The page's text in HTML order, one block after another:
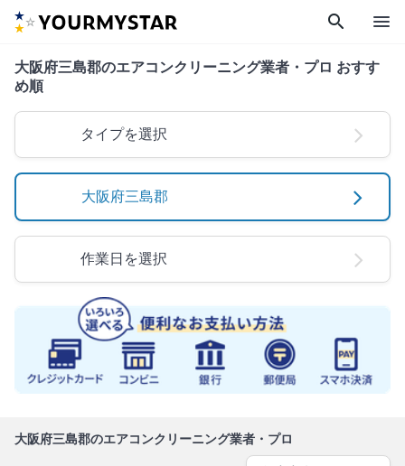
search menu
大阪府三島郡のエアコンクリーニング業者・プロ おすす
め順
タイプを選択
大阪府三島郡
作業日を選択
大阪府三島郡のエアコンクリーニング業者・プロ